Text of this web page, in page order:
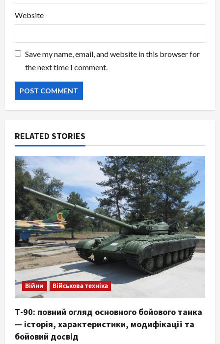
Website
Save my name, email, and website in this browser for
the next time I comment.
RELATED STORIES
Війни Військова техніка
Т-90: повний огляд основного бойового танка
— історія, характеристики, модифікації та
бойовий досвід